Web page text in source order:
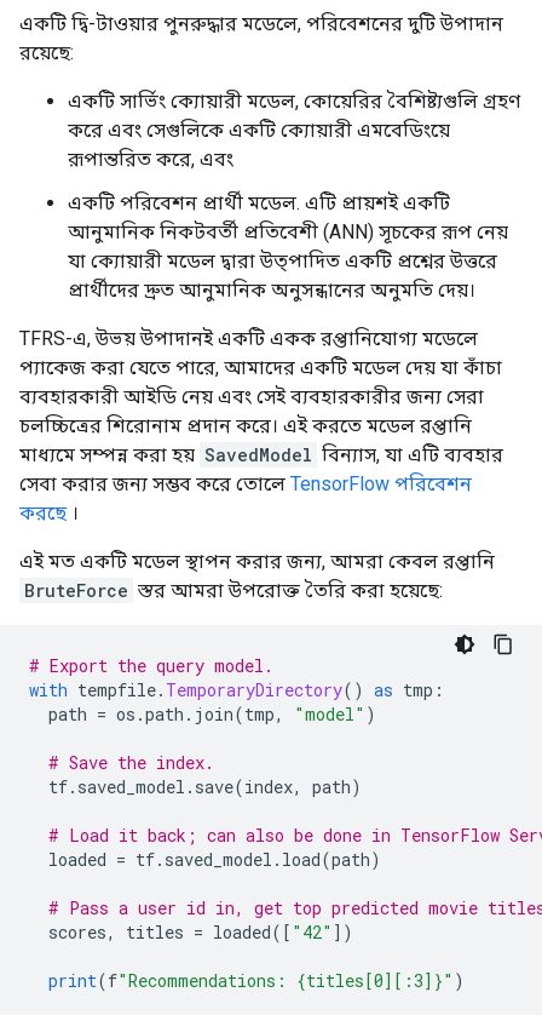
একটি দ্বি-টাওয়ার পুনরুদ্ধার মডেলে, পরিবেশনের দুটি উপাদান
রয়েছে:
একটি সার্ভিং ক্যোয়ারী মডেল, কোয়েরির বৈশিষ্ট্যগুলি গ্রহণ
করে এবং সেগুলিকে একটি ক্যোয়ারী এমবেডিংয়ে
রূপান্তরিত করে, এবং
একটি পরিবেশন প্রার্থী মডেল. এটি প্রায়শই একটি
আনুমানিক নিকটবর্তী প্রতিবেশী (ANN) সূচকের রূপ নেয়
যা ক্যোয়ারী মডেল দ্বারা উত্পাদিত একটি প্রশ্নের উত্তরে
প্রার্থীদের দ্রুত আনুমানিক অনুসন্ধানের অনুমতি দেয়।
TFRS-এ, উভয় উপাদানই একটি একক রপ্তানিযোগ্য মডেলে
প্যাকেজ করা যেতে পারে, আমাদের একটি মডেল দেয় যা কাঁচা
ব্যবহারকারী আইডি নেয় এবং সেই ব্যবহারকারীর জন্য সেরা
চলচ্চিত্রের শিরোনাম প্রদান করে। এই করতে মডেল রপ্তানি
মাধ্যমে সম্পন্ন করা হয় SavedModel বিন্যাস, যা এটি ব্যবহার
সেবা করার জন্য সম্ভব করে তোলে TensorFlow পরিবেশন
করছে।
এই মত একটি মডেল স্থাপন করার জন্য, আমরা কেবল রপ্তানি
BruteForce স্তর আমরা উপরোক্ত তৈরি করা হয়েছে:
# Export the query model.
with tempfile. TemporaryDirectory() as tmp :
path = os .path . join(tmp, "model" )
# Save the index.
tf. saved_model . save(index, path)
# Load it back; can also be done in TensorFlow
loaded = tf. saved_model . load(path)
# Pass a user id in, get top predicted movie
scores, titles = loaded([ "42" ])
print(f"Recommendations: {titles[0][:3]}" )